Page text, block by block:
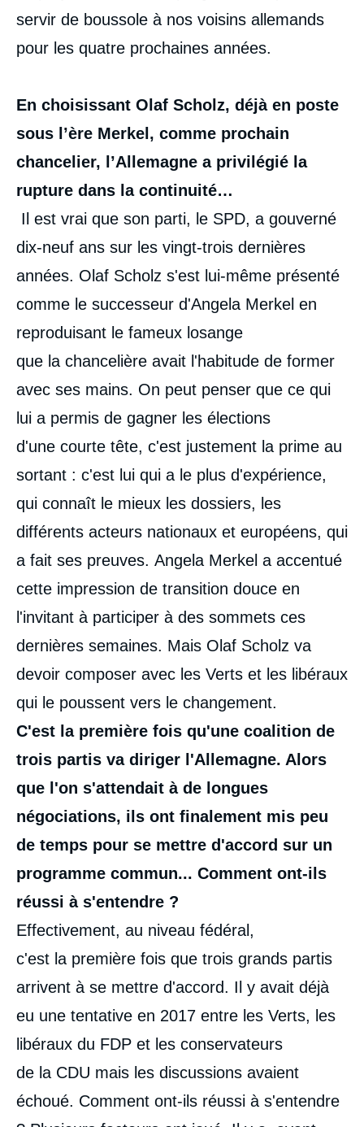
servir de boussole à nos voisins allemands
pour les quatre prochaines années.
En choisissant Olaf Scholz, déjà en poste
sous l’ère Merkel, comme prochain
chancelier, l’Allemagne a privilégié la
rupture dans la continuité…
Il est vrai que son parti, le SPD, a gouverné
dix-neuf ans sur les vingt-trois dernières
années. Olaf Scholz s'est lui-même présenté
comme le successeur d'Angela Merkel en
reproduisant le fameux losange
que la chancelière avait l'habitude de former
avec ses mains. On peut penser que ce qui
lui a permis de gagner les élections
d'une courte tête, c'est justement la prime au
sortant : c'est lui qui a le plus d'expérience,
qui connaît le mieux les dossiers, les
différents acteurs nationaux et européens, qui
a fait ses preuves. Angela Merkel a accentué
cette impression de transition douce en
l'invitant à participer à des sommets ces
dernières semaines. Mais Olaf Scholz va
devoir composer avec les Verts et les libéraux
qui le poussent vers le changement.
C'est la première fois qu'une coalition de
trois partis va diriger l'Allemagne. Alors
que l'on s'attendait à de longues
négociations, ils ont finalement mis peu
de temps pour se mettre d'accord sur un
programme commun... Comment ont-ils
réussi à s'entendre ?
Effectivement, au niveau fédéral,
c'est la première fois que trois grands partis
arrivent à se mettre d'accord. Il y avait déjà
eu une tentative en 2017 entre les Verts, les
libéraux du FDP et les conservateurs
de la CDU mais les discussions avaient
échoué. Comment ont-ils réussi à s'entendre